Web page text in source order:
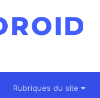
Rubriques du site